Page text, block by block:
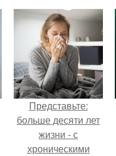
Представьте:
больше десяти лет
жизни - с
хроническими